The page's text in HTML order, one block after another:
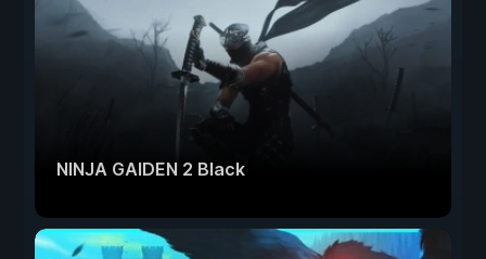
NINJA GAIDEN 2 Black